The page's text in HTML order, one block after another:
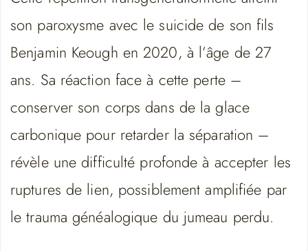
son paroxysme avec le suicide de son fils
Benjamin Keough en 2020, à l’âge de 27
ans. Sa réaction face à cette perte –
conserver son corps dans de la glace
carbonique pour retarder la séparation –
révèle une difficulté profonde à accepter les
ruptures de lien, possiblement amplifiée par
le trauma généalogique du jumeau perdu.